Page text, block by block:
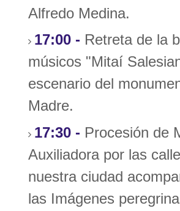
Alfredo Medina.
17:00 - Retreta de la
músicos "Mitaí
escenario del
Madre.
17:30 - Procesión de
Auxiliadora por las
nuestra ciudad
las Imágenes